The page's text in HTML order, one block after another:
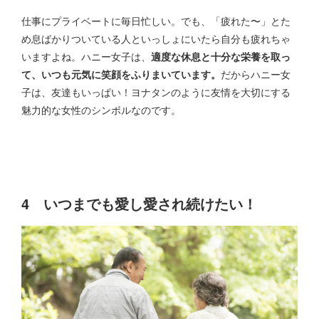
仕事にプライベートに毎日忙しい。でも、「疲れた〜」とた
め息ばかりついている人といっしょにいたら自分も疲れちゃ
いますよね。ハニー女子は、 適度な休息と十分な栄養を取っ
て、いつも元気に笑顔をふりまいています。 だからハニー女
子は、友達もいっぱい！ヨナタンのように友情を大切にする
魅力的な女性のシンボルなのです。
4 いつまでも愛し愛され続けたい！